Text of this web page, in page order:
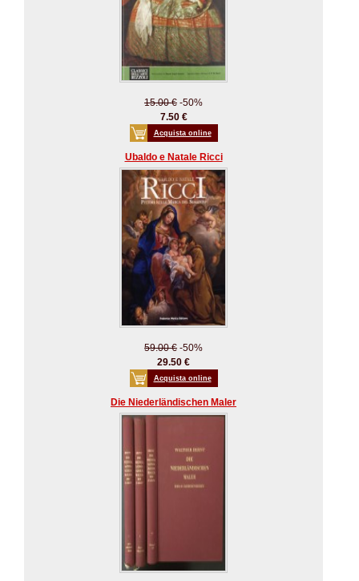
15.00 € -50%
7.50 €
Acquista online
Ubaldo e Natale Ricci
59.00 € -50%
29.50 €
Acquista online
Die Niederländischen Maler